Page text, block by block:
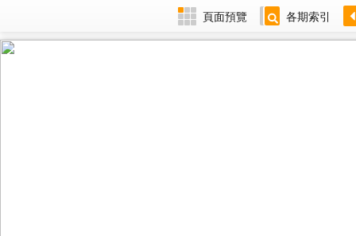
頁面預覽 各期索引